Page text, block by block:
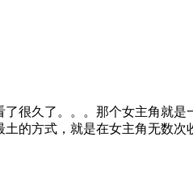
很久了。。。那个女主角就
的方式，就是在女主角无数